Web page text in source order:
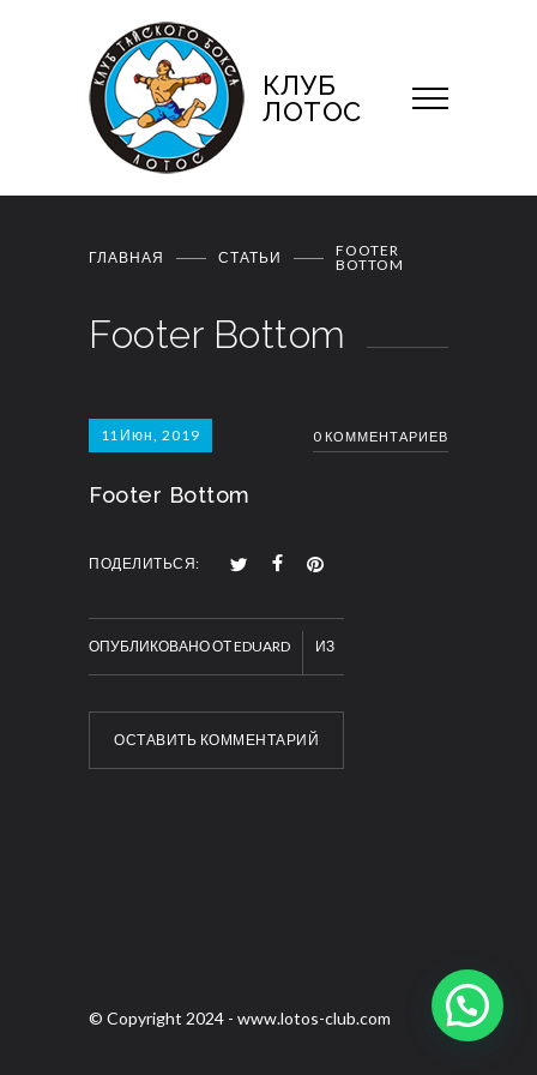
КЛУБ
ЛОТОС
ГЛАВНАЯ СТАТЬИ
FOOTER
BOTTOM
Footer Bottom
11 Июн, 2019 0 КОММЕНТАРИЕВ
Footer Bottom
ПОДЕЛИТЬСЯ:
ОСТАВИТЬ КОММЕНТАРИЙ
ОПУБЛИКОВАНО ОТEDUARD ИЗ
© Copyright 2024 - www.lotos-club.com